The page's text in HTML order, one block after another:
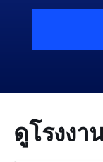
ดูโรงง